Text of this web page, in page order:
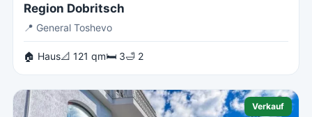
Region Dobritsch
📍 General Toshevo
🏠 Haus📐 121 qm🛏 3🛁 2
Verkauf